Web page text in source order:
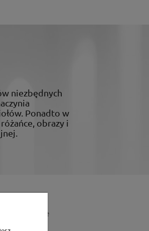
niezbędnych
Ponadto w
obrazy i